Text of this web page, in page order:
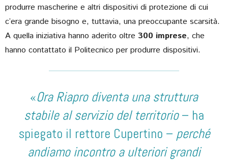
produrre mascherine e altri dispositivi di protezione di cui
c’era grande bisogno e, tuttavia, una preoccupante scarsità.
A quella iniziativa hanno aderito oltre 300 imprese, che
hanno contattato il Politecnico per produrre dispositivi.
«Ora Riapro diventa una struttura
stabile al servizio del territorio– ha
spiegato il rettore Cupertino – perché
andiamo incontro a ulteriori grandi